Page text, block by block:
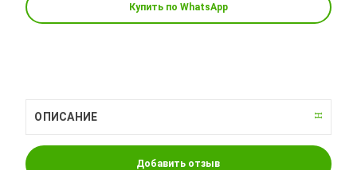
Купить по WhatsApp
ОПИСАНИЕ
Добавить отзыв